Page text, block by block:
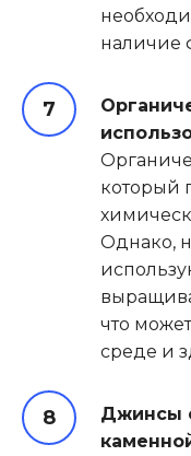
наличие
который
Однако,
что
среде и
Джинсы